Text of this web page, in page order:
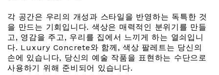
각 공간은 우리의 개성과 스타일을 반영하는 독특한 것
을 만드는 기회입니다. 색상은 매력적인 분위기를 만들
고, 영감을 주고, 우리를 집에서 느끼게 하는 열쇠입니
다. Luxury Concrete와 함께, 색상 팔레트는 당신의
손에 있습니다, 당신의 예술 작품을 표현하는 수단으로
사용하기 위해 준비되어 있습니다.